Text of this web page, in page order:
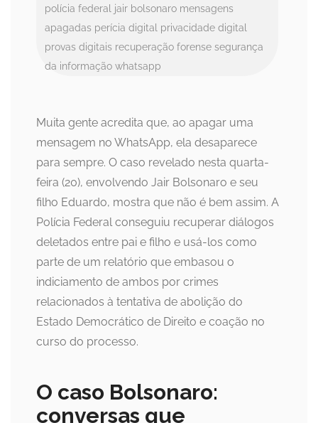
polícia federal jair bolsonaro mensagens
apagadas perícia digital privacidade digital
provas digitais recuperação forense segurança
da informação whatsapp
Muita gente acredita que, ao apagar uma
mensagem no WhatsApp, ela desaparece
para sempre. O caso revelado nesta quarta-
feira (20), envolvendo Jair Bolsonaro e seu
filho Eduardo, mostra que não é bem assim. A
Polícia Federal conseguiu recuperar diálogos
deletados entre pai e filho e usá-los como
parte de um relatório que embasou o
indiciamento de ambos por crimes
relacionados à tentativa de abolição do
Estado Democrático de Direito e coação no
curso do processo.
O caso Bolsonaro:
conversas que